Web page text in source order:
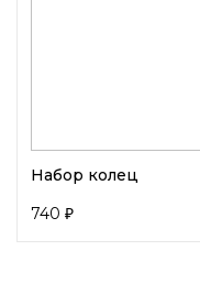
Набор колец
740